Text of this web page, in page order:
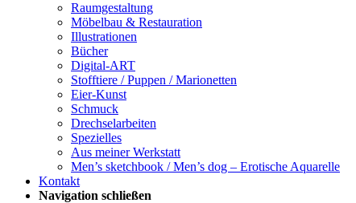
Raumgestaltung
Möbelbau & Restauration
Illustrationen
Bücher
Digital-ART
Stofftiere / Puppen / Marionetten
Eier-Kunst
Schmuck
Drechselarbeiten
Spezielles
Aus meiner Werkstatt
Men’s sketchbook / Men’s dog – Erotische Aquarelle
Kontakt
Navigation schließen